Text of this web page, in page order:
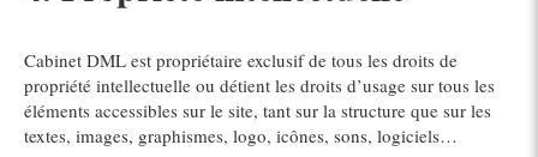
Cabinet DML est propriétaire exclusif de tous les droits de
propriété intellectuelle ou détient les droits d’usage sur tous les
éléments accessibles sur le site, tant sur la structure que sur les
textes, images, graphismes, logo, icônes, sons, logiciels…